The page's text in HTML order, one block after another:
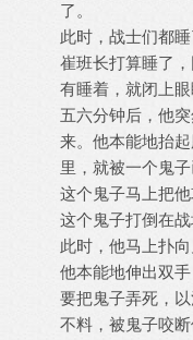
了。
此时，战士们都
崔班长打算睡了
有睡着，就闭上眼
五六分钟后，他
来。他本能地抬
里，就被一个鬼子
这个鬼子马上把
这个鬼子打倒在战
此时，他马上扑向
他本能地伸出双
要把鬼子弄死，以
不料，被鬼子咬断